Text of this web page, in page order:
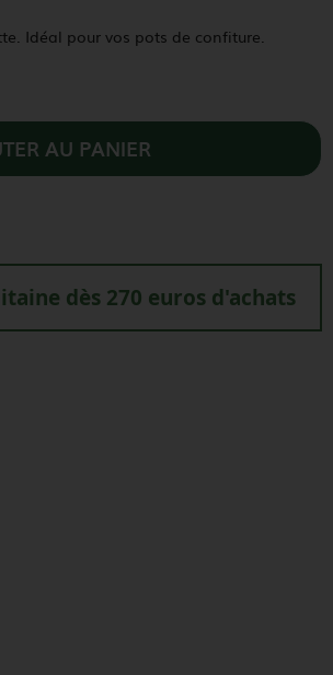
Idéal pour vos pots de confiture.
AU PANIER
dès 270 euros d'achats